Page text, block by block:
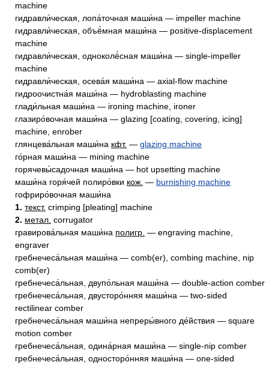
machine
гидравли́ческая, лопа́точная маши́на — impeller machine
гидравли́ческая, объё́мная маши́на — positive-displacement
machine
гидравли́ческая, одноколё́сная маши́на — single-impeller
machine
гидравли́ческая, осева́я маши́на — axial-flow machine
гидроочистна́я маши́на — hydroblasting machine
глади́льная маши́на — ironing machine, ironer
глазиро́вочная маши́на — glazing [coating, covering, icing]
machine, enrober
глянцева́льная маши́на кфт. — glazing machine
го́рная маши́на — mining machine
горячевы́садочная маши́на — hot upsetting machine
маши́на горя́чей полиро́вки кож. — burnishing machine
гофриро́вочная маши́на
1. текст. crimping [pleating] machine
2. метал. corrugator
гравирова́льная маши́на полигр. — engraving machine,
engraver
гребнечеса́льная маши́на — comb(er), combing machine, nip
comb(er)
гребнечеса́льная, двупо́льная маши́на — double-action comber
гребнечеса́льная, двусторо́нняя маши́на — two-sided
rectilinear comber
гребнечеса́льная маши́на непреры́вного де́йствия — square
motion comber
гребнечеса́льная, одина́рная маши́на — single-nip comber
гребнечеса́льная, односторо́нняя маши́на — one-sided